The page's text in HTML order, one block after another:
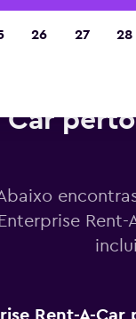
Car
Enterprise
Rent-A-Car
26 27 28